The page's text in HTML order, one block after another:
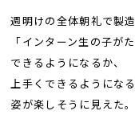
週明けの全体朝礼で製
「インターン生の子が
できるようになるか、
上手くできるようにな
姿が楽しそうに見えた。